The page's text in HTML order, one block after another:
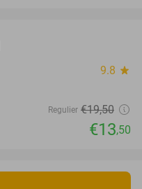
9.8 star
Regulier €19,50
€13,50